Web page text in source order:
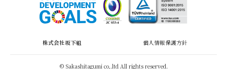
株式会社坂下組 個人情報保護方針
© Sakashitagumi co,.ltd All rights reserved.